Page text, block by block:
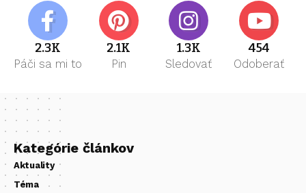
2.3K
Páči sa mi to
2.1K
Pin
1.3K
Sledovať
454
Odoberať
Kategórie článkov
Aktuality
Téma